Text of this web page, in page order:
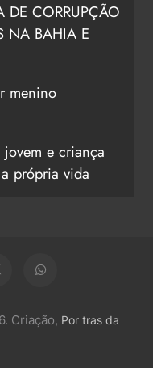
DE CORRUPÇÃO
NA BAHIA E
menino
e criança
própria vida
Criação, Por tras da